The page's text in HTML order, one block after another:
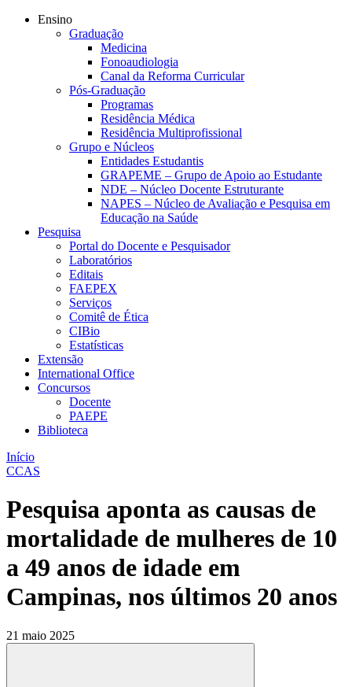
Ensino
Graduação
Medicina
Fonoaudiologia
Canal da Reforma Curricular
Pós-Graduação
Programas
Residência Médica
Residência Multiprofissional
Grupo e Núcleos
Entidades Estudantis
GRAPEME – Grupo de Apoio ao Estudante
NDE – Núcleo Docente Estruturante
NAPES – Núcleo de Avaliação e Pesquisa em
Educação na Saúde
Pesquisa
Portal do Docente e Pesquisador
Laboratórios
Editais
FAEPEX
Serviços
Comitê de Ética
CIBio
Estatísticas
Extensão
International Office
Concursos
Docente
PAEPE
Biblioteca
Início
CCAS
Pesquisa aponta as causas de
mortalidade de mulheres de 10
a 49 anos de idade em
Campinas, nos últimos 20 anos
21 maio 2025